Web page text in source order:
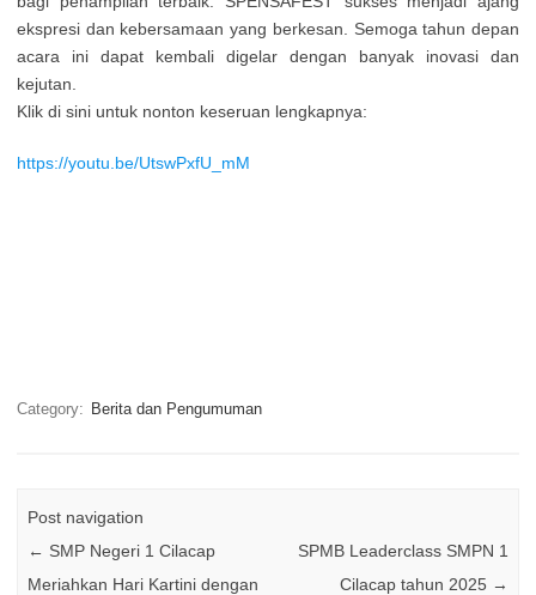
ekspresi dan kebersamaan yang berkesan. Semoga tahun depan
acara ini dapat kembali digelar dengan banyak inovasi dan
kejutan.
Klik di sini untuk nonton keseruan lengkapnya:
https://youtu.be/UtswPxfU_mM
Category: Berita dan Pengumuman
Post navigation
← SMP Negeri 1 Cilacap
Meriahkan Hari Kartini dengan
SPMB Leaderclass SMPN 1
Cilacap tahun 2025 →